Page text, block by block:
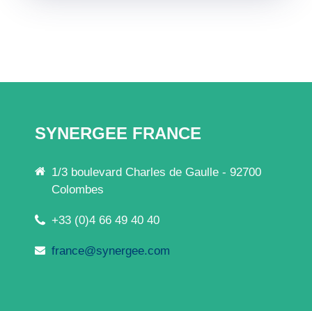
SYNERGEE FRANCE
1/3 boulevard Charles de Gaulle - 92700
Colombes
+33 (0)4 66 49 40 40
france@synergee.com